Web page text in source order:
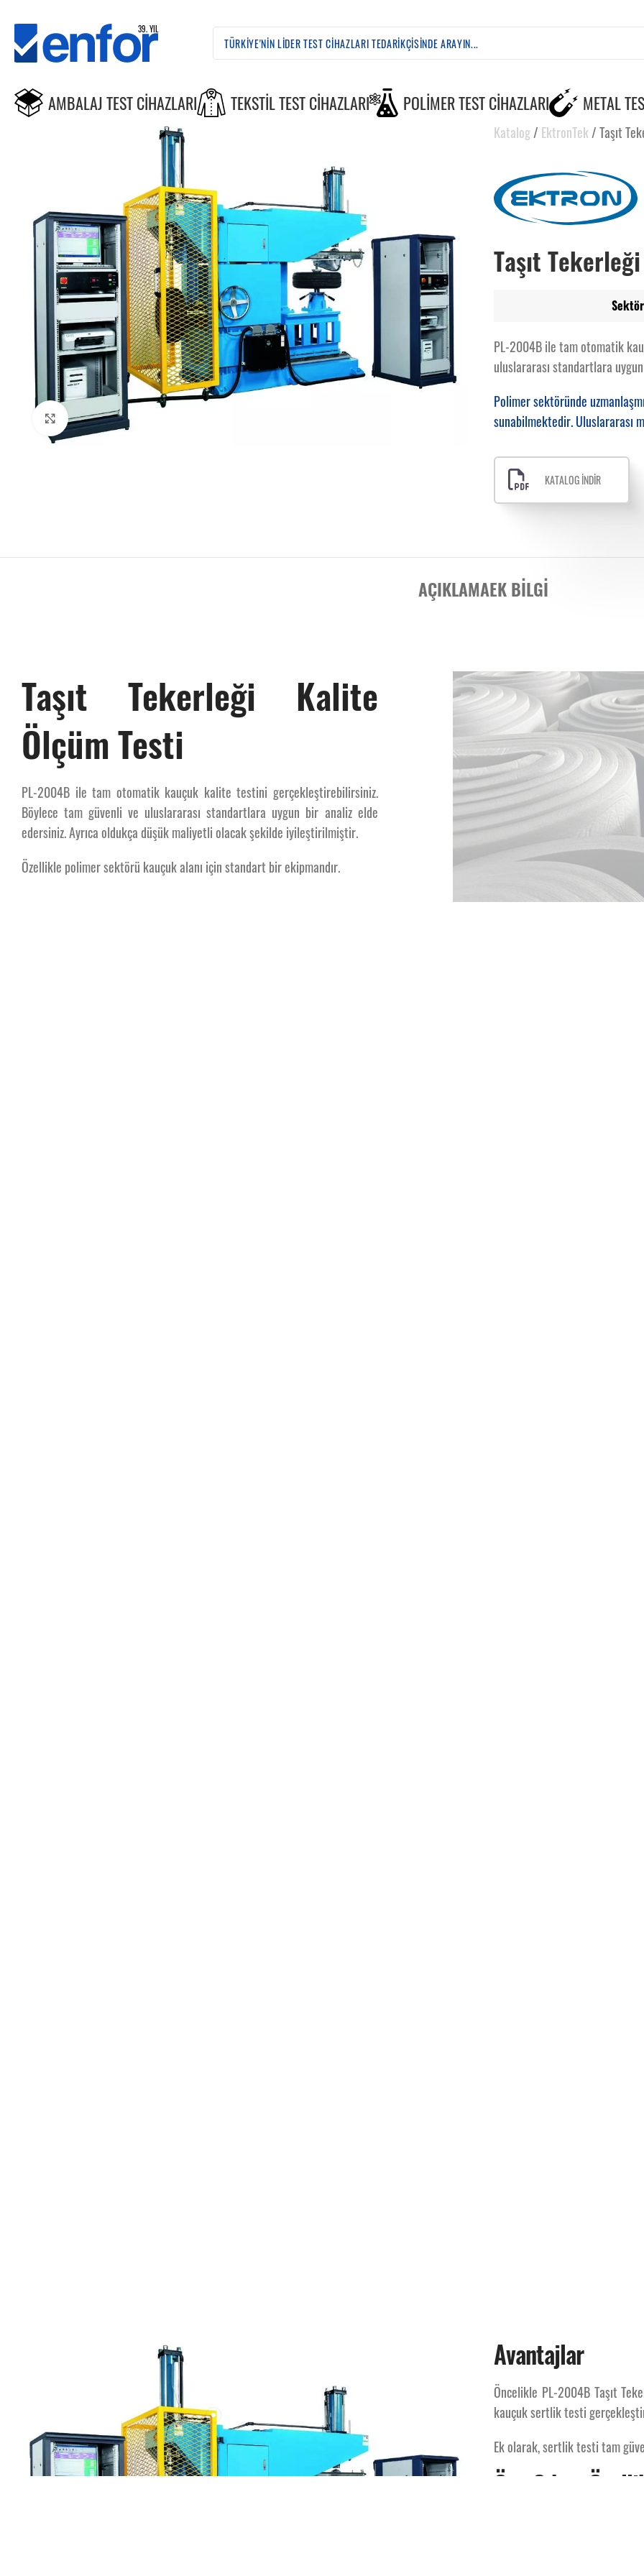
AMBALAJ TEST CIHAZLARI TEKSTIL TEST CIHAZLARI POLIMER TEST CIHAZLARI METAL
Genişlet
Katalog/ EktronTek /Taşıt
Taşıt
PL-2004B ile tam otomatik
uluslararası standartlara
Polimer sektöründe
sunabilmektedir. Uluslararası
KATALOG İNDİR
AÇIKLAMAEK BILGI
Taşıt Tekerleği Kalite
Taşıt Tekerleği Kalite
Ölçüm Testi
PL-2004B ile tam otomatik kauçuk kalite testini gerçekleştirebilirsiniz.
Böylece tam güvenli ve uluslararası standartlara uygun bir analiz elde
edersiniz. Ayrıca oldukça düşük maliyetli olacak şekilde iyileştirilmiştir.
Özellikle polimer sektörü kauçuk alanı için standart bir ekipmandır.
Avantajlar
Öncelikle PL-2004B Taşıt
kauçuk sertlik testi
Ek olarak, sertlik testi tam
Öne Çıkan